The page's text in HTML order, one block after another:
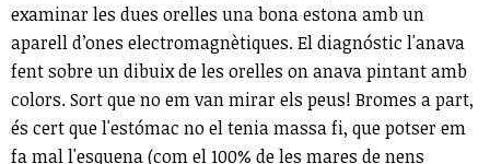
examinar les dues orelles una bona estona amb un
aparell d’ones electromagnètiques. El diagnóstic l'anava
fent sobre un dibuix de les orelles on anava pintant amb
colors. Sort que no em van mirar els peus! Bromes a part,
és cert que l'estómac no el tenia massa fi, que potser em
fa mal l'esquena (com el 100% de les mares de nens